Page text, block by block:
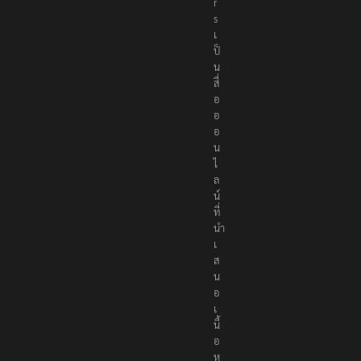
r
s
เ
ป็
น
สื่
อ
อ
อ
น
ไ
ล
น์
ที่
นำ
เ
ส
น
อ
เ
นื้
อ